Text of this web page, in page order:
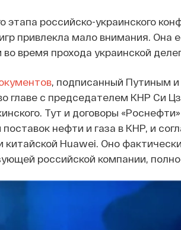
этапа российско-украинского
привлекла мало внимания. Она
время прохода украинской
, подписанный Путиным и
главе с председателем КНР Си
Тут и договоры
поставок нефти и газа в КНР, и
китайской Huawei. Оно
российской компании,